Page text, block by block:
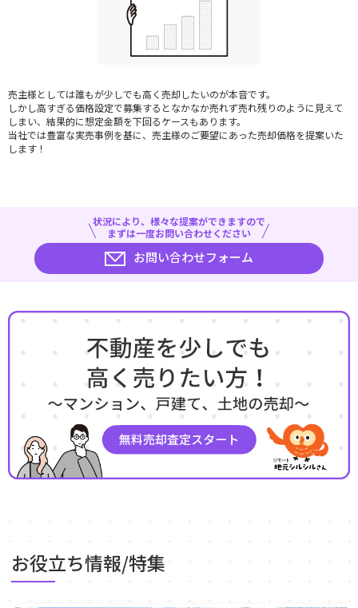
売主様としては誰もが少しでも高く売却したいのが本音です。
しかし高すぎる価格設定で募集するとなかなか売れず売れ残りのように見えて
しまい、結果的に想定金額を下回るケースもあります。
当社では豊富な実売事例を基に、売主様のご要望にあった売却価格を提案いた
します！
状況により、様々な提案ができますので
まずは一度お問い合わせください
お問い合わせフォーム
お役立ち情報/特集